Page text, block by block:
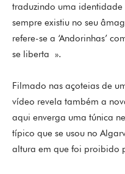
traduzindo uma
sempre existiu no seu
refere-se a ‘Andorinhas’
se liberta ».
Filmado nas açoteias de
vídeo revela também a
aqui enverga uma túnica
típico que se usou no
altura em que foi proibido